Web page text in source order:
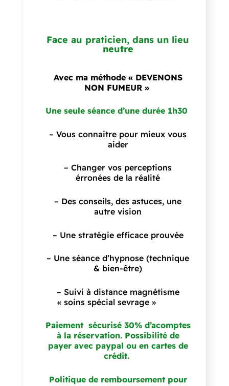
Face au praticien, dans un lieu
neutre
Avec ma méthode « DEVENONS
NON FUMEUR »
Une seule séance d’une durée 1h30
– Vous connaitre pour mieux vous
aider
– Changer vos perceptions
érronées de la réalité
– Des conseils, des astuces, une
autre vision
– Une stratégie efficace prouvée
– Une séance d’hypnose (technique
& bien-être)
– Suivi à distance magnétisme
« soins spécial sevrage»
Paiement sécurisé 30% d’acomptes
à la réservation. Possibilité de
payer avec paypal ou en cartes de
crédit.
Politique de remboursement pour